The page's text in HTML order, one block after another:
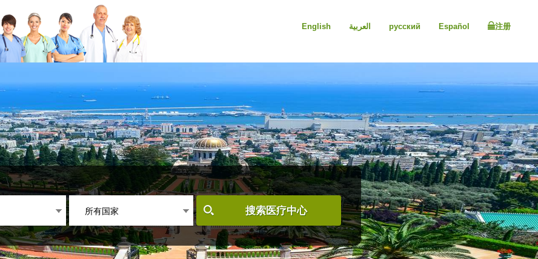
English العربية русский Español 注册
所有国家 搜索医疗中心